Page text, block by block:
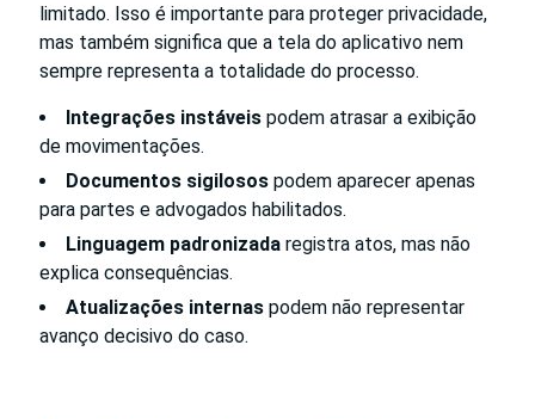
limitado. Isso é importante para proteger privacidade,
mas também significa que a tela do aplicativo nem
sempre representa a totalidade do processo.
Integrações instáveis podem atrasar a exibição
de movimentações.
Documentos sigilosos podem aparecer apenas
para partes e advogados habilitados.
Linguagem padronizada registra atos, mas não
explica consequências.
Atualizações internas podem não representar
avanço decisivo do caso.